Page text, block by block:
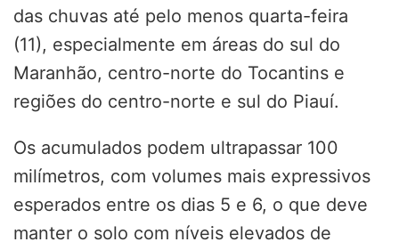
das chuvas até pelo menos quarta-feira
(11), especialmente em áreas do sul do
Maranhão, centro-norte do Tocantins e
regiões do centro-norte e sul do Piauí.
Os acumulados podem ultrapassar 100
milímetros, com volumes mais expressivos
esperados entre os dias 5 e 6, o que deve
manter o solo com níveis elevados de